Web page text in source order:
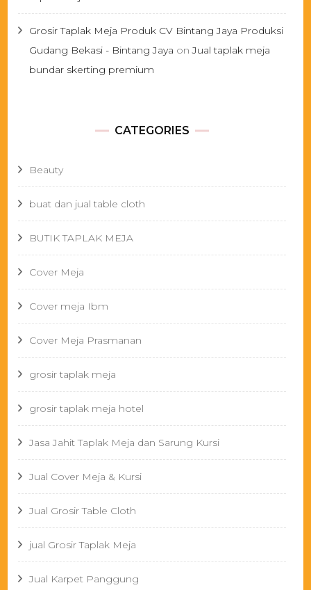
Grosir Taplak Meja Produk CV Bintang Jaya Produksi
Gudang Bekasi - Bintang Jaya onJual taplak meja
bundar skerting premium
CATEGORIES
Beauty
buat dan jual table cloth
BUTIK TAPLAK MEJA
Cover Meja
Cover meja Ibm
Cover Meja Prasmanan
grosir taplak meja
grosir taplak meja hotel
Jasa Jahit Taplak Meja dan Sarung Kursi
Jual Cover Meja & Kursi
Jual Grosir Table Cloth
jual Grosir Taplak Meja
Jual Karpet Panggung